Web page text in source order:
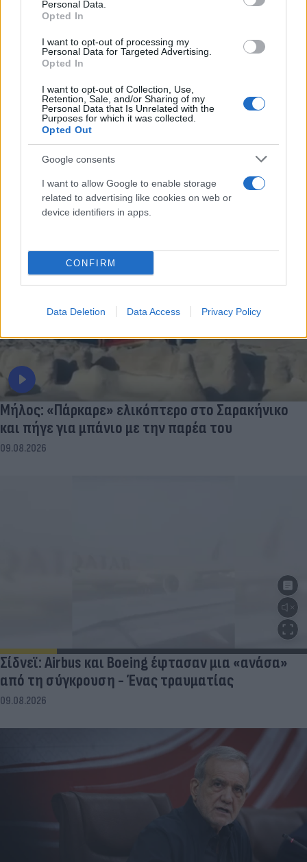
Personal Data.
Opted In
I want to opt-out of processing my
Personal Data for Targeted Advertising.
Opted In
I want to opt-out of Collection, Use,
Retention, Sale, and/or Sharing of my
Personal Data that Is Unrelated with the
Purposes for which it was collected.
Opted Out
Google consents
I want to allow Google to enable storage
related to advertising like cookies on web or
device identifiers in apps.
CONFIRM
Data Deletion Data Access Privacy Policy
Νέα Υόρκη: Στα δικαστήρια ο φόρος «pied-à-
terre» του Μαμντάνι - Πλούσιοι ζητούν πάγωμα
της εφαρμογής
09.08.2026
Μήλος: «Πάρκαρε» ελικόπτερο στο Σαρακήνικο
και πήγε για μπάνιο με την παρέα του
09.08.2026
Σίδνεϊ: Airbus και Boeing έφτασαν μια «ανάσα»
από τη σύγκρουση - Ένας τραυματίας
09.08.2026